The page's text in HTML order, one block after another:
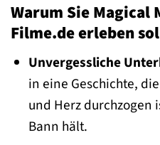
Warum Sie Magical
Filme.de erleben
Unvergessliche
in eine Geschichte,
und Herz durchzogen
Bann hält.